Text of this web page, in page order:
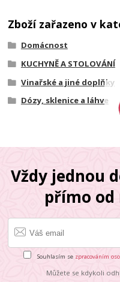
Zboží zařazeno v
Domácnost
KUCHYNĚ A STOLOVÁNÍ
Vinařské a jiné doplňky
Dózy, sklenice a láhve
Vždy jednou
přímo od
Souhlasím se zpracováním
Můžete se kdykoli